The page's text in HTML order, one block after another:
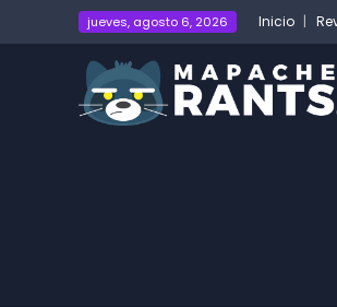
jueves, agosto 6, 2026 Inicio